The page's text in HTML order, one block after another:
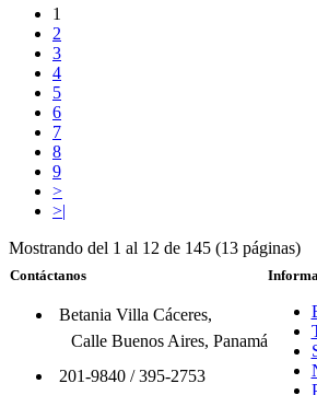
1
2
3
4
5
6
7
8
9
>
>|
Mostrando del 1 al 12 de 145 (13 páginas)
Contáctanos
Betania Villa Cáceres,
Calle Buenos Aires, Panamá
201-9840/395-2753